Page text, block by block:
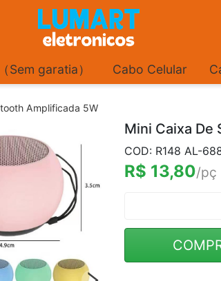
Sem garatia） Cabo Celular
Amplificada 5W
Mini Caixa De
COD: R148 AL-
R$ 13,80/pç